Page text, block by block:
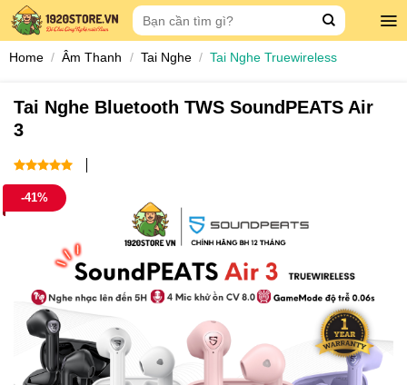
Skip
content
Search
for:
Home / Âm Thanh / Tai Nghe / Tai Nghe Truewireless
Tai Nghe Bluetooth TWS SoundPEATS Air
3
5out of 5
-41%